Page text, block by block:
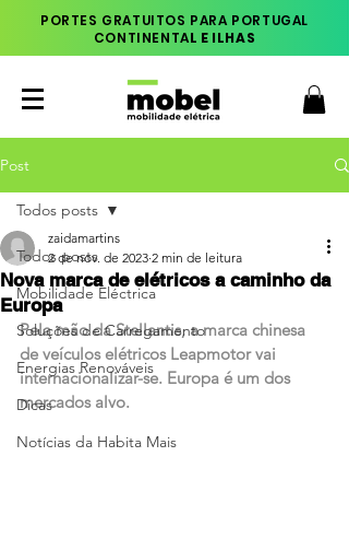
PORTES GRATUITOS PARA PORTUGAL
CONTINENTAL E ILHAS
Post
Todos posts
Mobilidade Eléctrica
Soluções de Carregamento
Energias Renováveis
Dicas
Notícias da Habita Mais
Todos posts
Nova marca de elétricos a caminho da
Europa
zaidamartins
2 de nov. de 2023 2 min de leitura
Pela mão da Stellantis, a marca chinesa
de veículos elétricos Leapmotor vai
internacionalizar-se. Europa é um dos
mercados alvo.